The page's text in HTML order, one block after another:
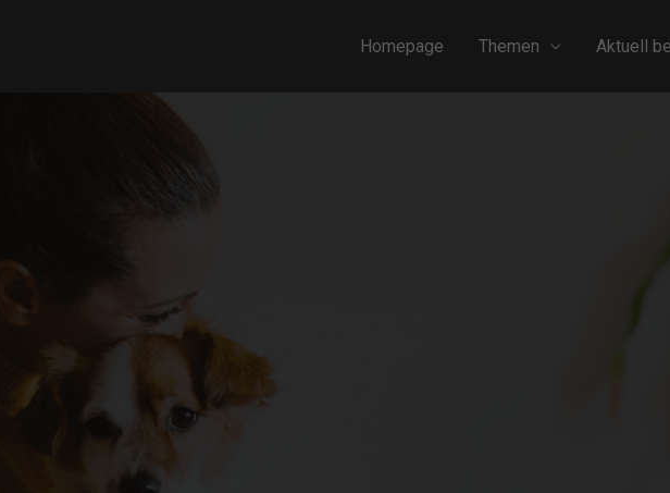
Homepage Themen Aktuell